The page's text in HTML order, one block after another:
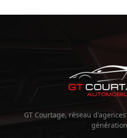
GT Courtage, réseau
génération